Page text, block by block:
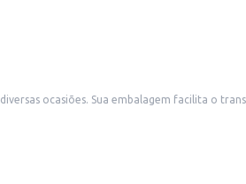
comerciais como